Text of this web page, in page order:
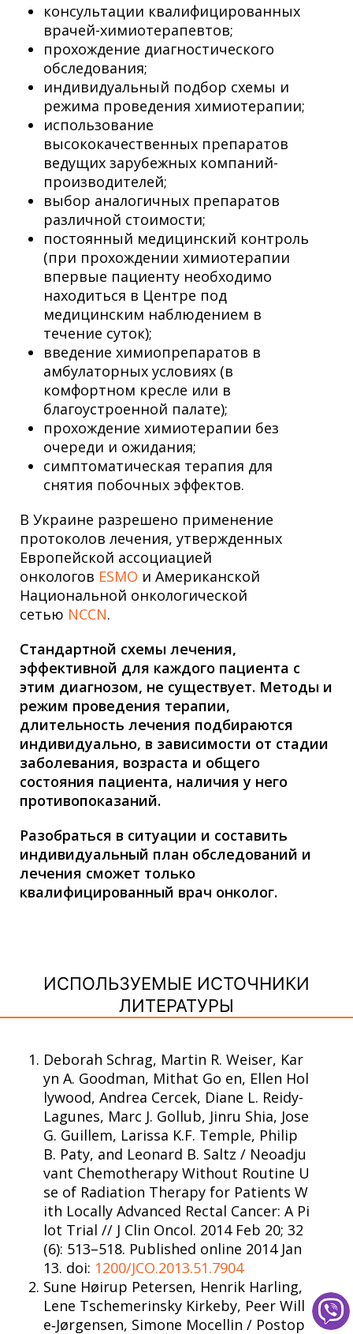
консультации квалифицированных
врачей-химиотерапевтов;
прохождение диагностического
обследования;
индивидуальный подбор схемы и
режима проведения химиотерапии;
использование
высококачественных препаратов
ведущих зарубежных компаний-
производителей;
выбор аналогичных препаратов
различной стоимости;
постоянный медицинский контроль
(при прохождении химиотерапии
впервые пациенту необходимо
находиться в Центре под
медицинским наблюдением в
течение суток);
введение химиопрепаратов в
амбулаторных условиях (в
комфортном кресле или в
благоустроенной палате);
прохождение химиотерапии без
очереди и ожидания;
симптоматическая терапия для
снятия побочных эффектов.
В Украине разрешено применение
протоколов лечения, утвержденных
Европейской ассоциацией
онкологов ESMO и Американской
Национальной онкологической
сетью NCCN.
Стандартной схемы лечения,
эффективной для каждого пациента с
этим диагнозом, не существует. Методы и
режим проведения терапии,
длительность лечения подбираются
индивидуально, в зависимости от стадии
заболевания, возраста и общего
состояния пациента, наличия у него
противопоказаний.
Разобраться в ситуации и составить
индивидуальный план обследований и
лечения сможет только
квалифицированный врач онколог.
ИСПОЛЬЗУЕМЫЕ ИСТОЧНИКИ
ЛИТЕРАТУРЫ
Deborah Schrag, Martin R. Weiser, Kar
yn A. Goodman, Mithat Go en, Ellen Hol
lywood, Andrea Cercek, Diane L. Reidy-
Lagunes, Marc J. Gollub, Jinru Shia, Jose
G. Guillem, Larissa K.F. Temple, Philip
B. Paty, and Leonard B. Saltz / Neoadju
vant Chemotherapy Without Routine U
se of Radiation Therapy for Patients W
ith Locally Advanced Rectal Cancer: A Pi
lot Trial // J Clin Oncol. 2014 Feb 20; 32
(6): 513–518. Published online 2014 Jan
13. doi: 1200/JCO.2013.51.7904
Sune Høirup Petersen, Henrik Harling,
Lene Tschemerinsky Kirkeby, Peer Will
e‐Jørgensen, Simone Mocellin / Postop